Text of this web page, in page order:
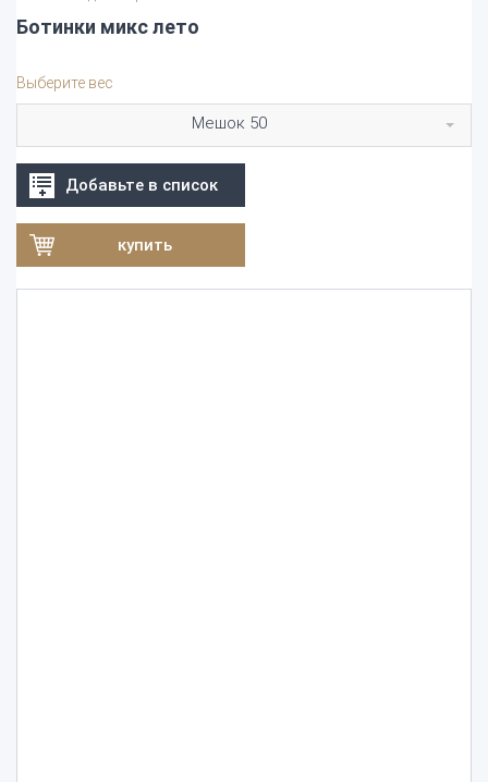
Ботинки микс лето
Выберите вес
Мешок 50
Добавьте в список
купить